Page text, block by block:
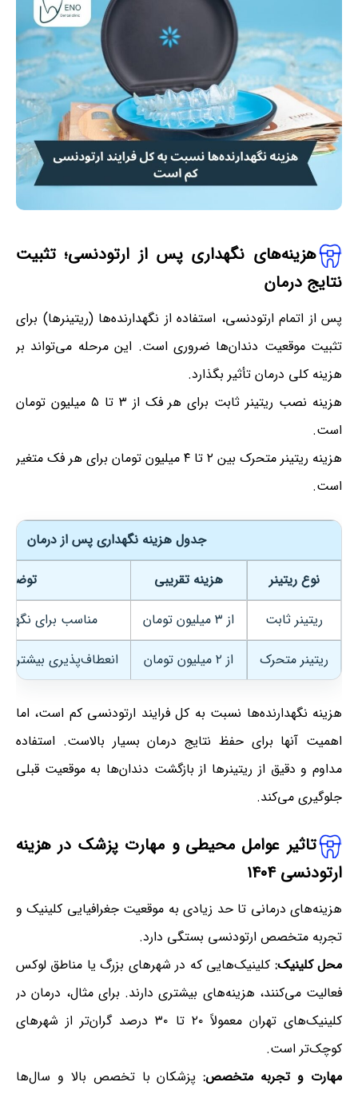
هزینه‌های نگهداری پس از ارتودنسی؛ تثبیت
نتایج درمان
پس از اتمام ارتودنسی، استفاده از نگهدارنده‌ها (ریتینرها) برای
تثبیت موقعیت دندان‌ها ضروری است. این مرحله می‌تواند بر
هزینه کلی درمان تأثیر بگذارد.
هزینه نصب ریتینر ثابت برای هر فک از ۳ تا ۵ میلیون تومان
است.
هزینه ریتینر متحرک بین ۲ تا ۴ میلیون تومان برای هر فک متغیر
است.
جدول هزینه نگهداری پس از درمان
نوع ریتینر
هزینه تقریبی
ریتینر ثابت
از ۳ میلیون تومان
مناسب برای
ریتینر متحرک
از ۲ میلیون تومان انعطاف‌پذیری بیشتر،
هزینه نگهدارنده‌ها نسبت به کل فرایند ارتودنسی کم است، اما
اهمیت آنها برای حفظ نتایج درمان بسیار بالاست. استفاده
مداوم و دقیق از ریتینرها از بازگشت دندان‌ها به موقعیت قبلی
جلوگیری می‌کند.
تاثیر عوامل محیطی و مهارت پزشک در هزینه
ارتودنسی ۱۴۰۴
هزینه‌های درمانی تا حد زیادی به موقعیت جغرافیایی کلینیک و
تجربه متخصص ارتودنسی بستگی دارد.
محل کلینیک: کلینیک‌هایی که در شهرهای بزرگ یا مناطق لوکس
فعالیت می‌کنند، هزینه‌های بیشتری دارند. برای مثال، درمان در
کلینیک‌های تهران معمولاً ۲۰ تا ۳۰ درصد گران‌تر از شهرهای
کوچک‌تر است.
مهارت و تجربه متخصص:پزشکان با تخصص بالا و سال‌ها